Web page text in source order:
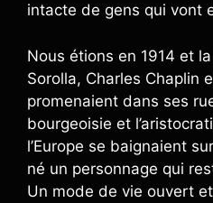
intacte de gens qui vont
Nous étions en 1914 et
Sorolla, Charles Chaplin
promenaient dans ses
bourgeoisie et
l’Europe se baignaient
né un personnage qui
Un mode de vie ouvert